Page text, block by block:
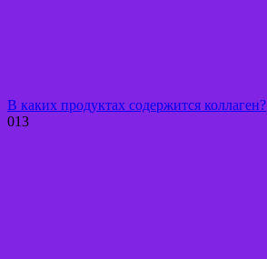
В каких продуктах содержится коллаген?
013